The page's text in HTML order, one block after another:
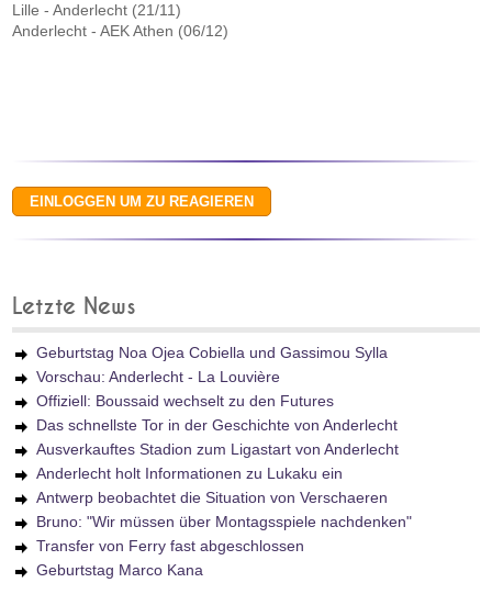
Lille - Anderlecht (21/11)
Anderlecht - AEK Athen (06/12)
Letzte News
Geburtstag Noa Ojea Cobiella und Gassimou Sylla
Vorschau: Anderlecht - La Louvière
Offiziell: Boussaid wechselt zu den Futures
Das schnellste Tor in der Geschichte von Anderlecht
Ausverkauftes Stadion zum Ligastart von Anderlecht
Anderlecht holt Informationen zu Lukaku ein
Antwerp beobachtet die Situation von Verschaeren
Bruno: "Wir müssen über Montagsspiele nachdenken"
Transfer von Ferry fast abgeschlossen
Geburtstag Marco Kana